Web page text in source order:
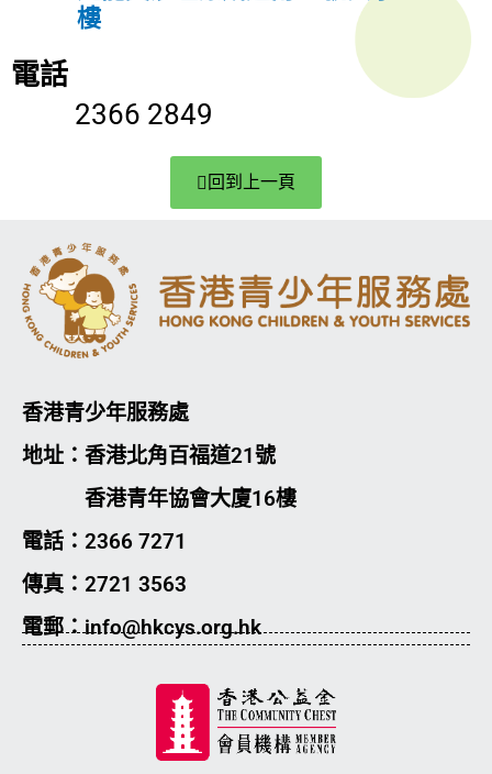
樓
電話
2366 2849
回到上一頁
香港青少年服務處
地址：香港北角百福道21號
香港青年協會大廈16樓
電話：2366 7271
傳真：2721 3563
電郵：info@hkcys.org.hk